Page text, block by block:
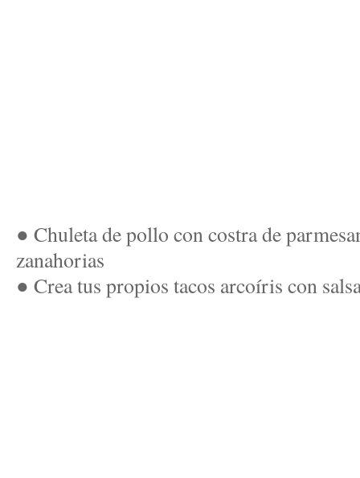
● Chuleta de pollo con costra de
zanahorias
● Crea tus propios tacos arcoíris con